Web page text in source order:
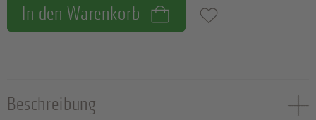
In den Warenkorb Zum Merkzettel hinzufügen
Beschreibung